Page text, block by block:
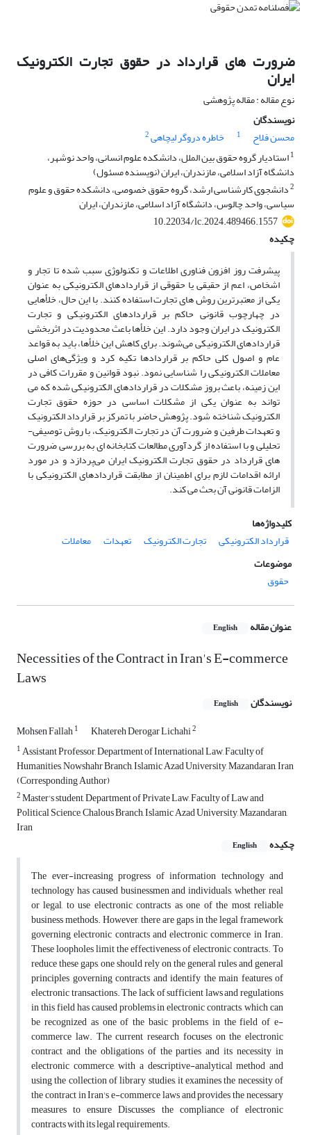
ضرورت های قرارداد در حقوق تجارت الکترونیک
ایران
نوع مقاله : مقاله پژوهشی
نویسندگان
محسن فلاح
1 خاطره دروگر لیچاهی2
1استادیار گروه حقوق بین الملل، دانشکده علوم انسانی، واحد نوشهر،
دانشگاه آزاد اسلامی، مازندران، ایران (نویسنده مسئول)
2دانشجوی کارشناسی ارشد، گروه حقوق خصوصی، دانشکده حقوق و علوم
سیاسی، واحد چالوس، دانشگاه آزاد اسلامی، مازندران، ایران
10.22034/lc.2024.489466.1557
چکیده
پیشرفت روز افزون فناوری اطلاعات و تکنولوژی سبب شده تا تجار و
اشخاص، اعم از حقیقی یا حقوقی از قراردادهای الکترونیکی به عنوان
یکی از معتبرترین روش های تجارت استفاده کنند. با این حال، خلأهایی
در چهارچوب قانونی حاکم بر قراردادهای الکترونیکی و تجارت
الکترونیک در ایران وجود دارد. این خلأها باعث محدودیت در اثربخشی
قراردادهای الکترونیکی می‌شوند. برای کاهش این خلأها، باید به قواعد
عام و اصول کلی حاکم بر قراردادها تکیه کرد و ویژگی‌های اصلی
معاملات الکترونیکی را شناسایی نمود. نبود قوانین و مقررات کافی در
این زمینه، باعث بروز مشکلات در قراردادهای الکترونیکی شده که می
تواند به عنوان یکی از مشکلات اساسی در حوزه حقوق تجارت
الکترونیک شناخته شود. پژوهش حاضر با تمرکز بر قرارداد الکترونیک
و تعهدات طرفین و ضرورت آن در تجارت الکترونیک، با روش توصیفی-
تحلیلی و با استفاده از گردآوری مطالعات کتابخانه ای به بررسی ضرورت
های قرارداد در حقوق تجارت الکترونیک ایران می‌پردازد و در مورد
ارائه اقدامات لازم برای اطمینان از مطابقت قراردادهای الکترونیکی با
الزامات قانونی آن بحث می کند.
کلیدواژه‌ها
قرارداد الکترونیکی
تجارت الکترونیک تعهدات
معاملات
موضوعات
حقوق
عنوان مقاله English
Necessities of the Contract in Iran's E-commerce
Laws
نویسندگان English
Mohsen Fallah1 Khatereh Derogar Lichahi2
1Assistant Professor, Department of International Law, Faculty of
Humanities, Nowshahr Branch, Islamic Azad University, Mazandaran, Iran
(Corresponding Author)
2Master's student, Department of Private Law, Faculty of Law and
Political Science, Chalous Branch, Islamic Azad University, Mazandaran,
Iran
چکیده
English
The ever-increasing progress of information technology and
technology has caused businessmen and individuals, whether real
or legal, to use electronic contracts as one of the most reliable
business methods. However, there are gaps in the legal framework
governing electronic contracts and electronic commerce in Iran.
These loopholes limit the effectiveness of electronic contracts. To
reduce these gaps, one should rely on the general rules and general
principles governing contracts and identify the main features of
electronic transactions. The lack of sufficient laws and regulations
in this field has caused problems in electronic contracts, which can
be recognized as one of the basic problems in the field of e-
commerce law. The current research focuses on the electronic
contract and the obligations of the parties and its necessity in
electronic commerce, with a descriptive-analytical method and
using the collection of library studies, it examines the necessity of
the contract in Iran's e-commerce laws and provides the necessary
measures to ensure Discusses the compliance of electronic
contracts with its legal requirements.